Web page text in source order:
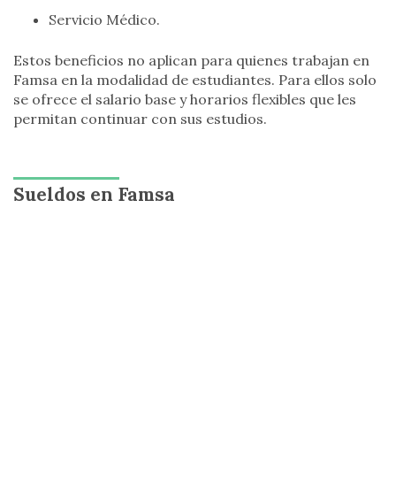
Servicio Médico.
Estos beneficios no aplican para quienes trabajan en
Famsa en la modalidad de estudiantes. Para ellos solo
se ofrece el salario base y horarios flexibles que les
permitan continuar con sus estudios.
Sueldos en Famsa